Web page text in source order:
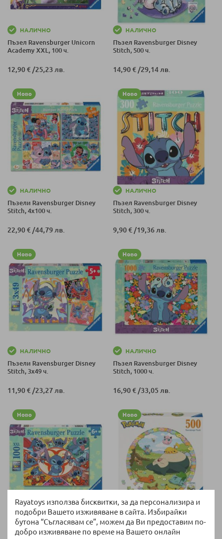
Rayatoys използва бисквитки, за да персонализира и
подобри Вашето изживяване в сайта. Избирайки
бутона “Съгласявам се”, можем да Ви предоставим по-
добро изживяване по време на Вашето онлайн
НАЛИЧНО
Пъзел Ravensburger Unicorn
Academy XXL, 100 ч.
12,90 €/25,23 лв.
НАЛИЧНО
Пъзел Ravensburger Disney
Stitch, 500 ч.
14,90 €/29,14 лв.
Ново
НАЛИЧНО
Пъзели Ravensburger Disney
Stitch, 4х100 ч.
22,90 €/44,79 лв.
Ново
НАЛИЧНО
Пъзел Ravensburger Disney
Stitch, 300 ч.
9,90 €/19,36 лв.
Ново
НАЛИЧНО
Пъзели Ravensburger Disney
Stitch, 3х49 ч.
11,90 € /23,27 лв.
Ново
НАЛИЧНО
Пъзел Ravensburger Disney
Stitch, 1000 ч.
16,90 € /33,05 лв.
Ново
НАЛИЧНО
Пъзел Ravensburger Disney
Stitch XXL, 100 ч.
Ново
НАЛИЧНО
Пъзел Ravensburger Pokemon,
500 ч.